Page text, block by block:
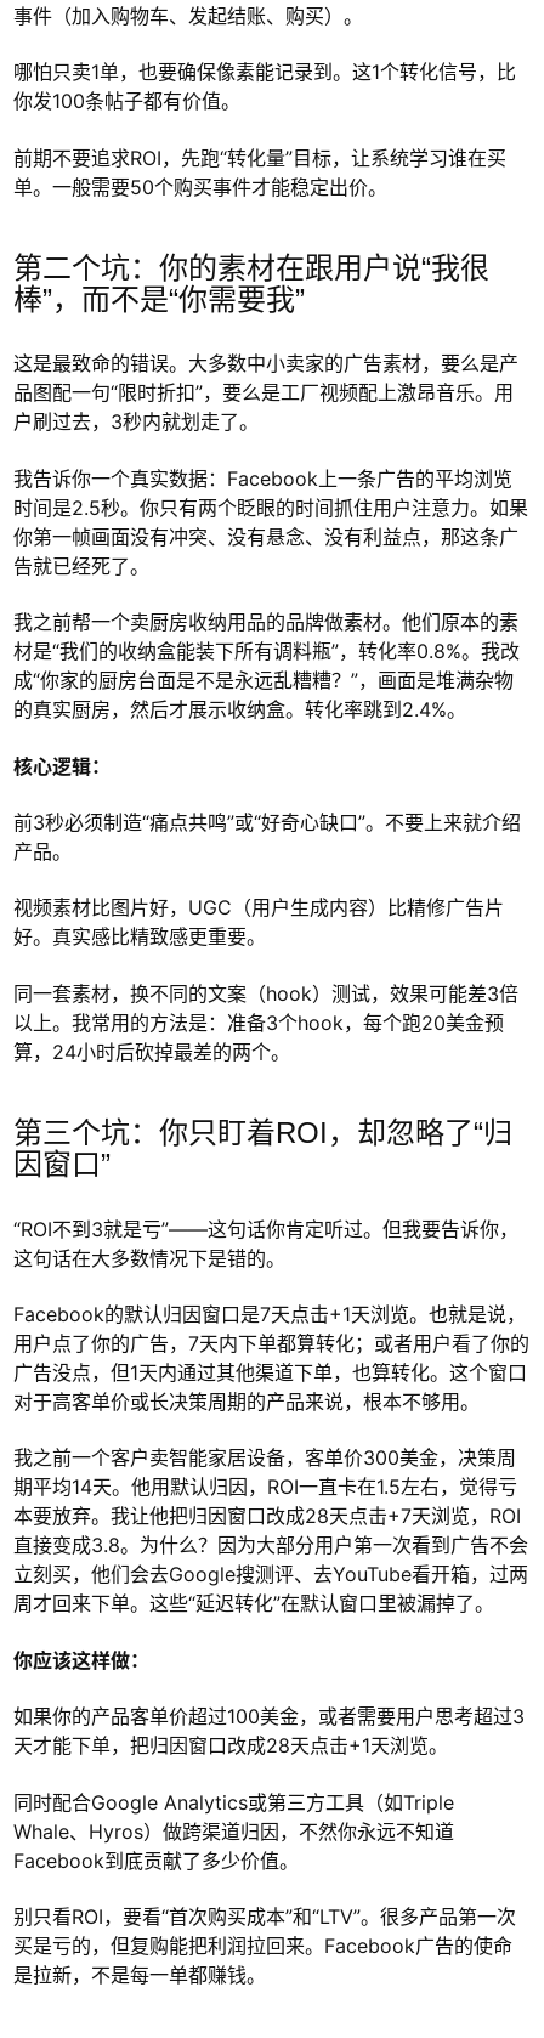
事件（加入购物车、发起结账、购买）。
哪怕只卖1单，也要确保像素能记录到。这1个转化信号，比
你发100条帖子都有价值。
前期不要追求ROI，先跑“转化量”目标，让系统学习谁在买
单。一般需要50个购买事件才能稳定出价。
第二个坑：你的素材在跟用户说“我很
棒”，而不是“你需要我”
这是最致命的错误。大多数中小卖家的广告素材，要么是产
品图配一句“限时折扣”，要么是工厂视频配上激昂音乐。用
户刷过去，3秒内就划走了。
我告诉你一个真实数据：Facebook上一条广告的平均浏览
时间是2.5秒。你只有两个眨眼的时间抓住用户注意力。如果
你第一帧画面没有冲突、没有悬念、没有利益点，那这条广
告就已经死了。
我之前帮一个卖厨房收纳用品的品牌做素材。他们原本的素
材是“我们的收纳盒能装下所有调料瓶”，转化率0.8%。我改
成“你家的厨房台面是不是永远乱糟糟？”，画面是堆满杂物
的真实厨房，然后才展示收纳盒。转化率跳到2.4%。
核心逻辑：
前3秒必须制造“痛点共鸣”或“好奇心缺口”。不要上来就介绍
产品。
视频素材比图片好，UGC（用户生成内容）比精修广告片
好。真实感比精致感更重要。
同一套素材，换不同的文案（hook）测试，效果可能差3倍
以上。我常用的方法是：准备3个hook，每个跑20美金预
算，24小时后砍掉最差的两个。
第三个坑：你只盯着ROI，却忽略了“归
因窗口”
“ROI不到3就是亏”——这句话你肯定听过。但我要告诉你，
这句话在大多数情况下是错的。
Facebook的默认归因窗口是7天点击+1天浏览。也就是说，
用户点了你的广告，7天内下单都算转化；或者用户看了你的
广告没点，但1天内通过其他渠道下单，也算转化。这个窗口
对于高客单价或长决策周期的产品来说，根本不够用。
我之前一个客户卖智能家居设备，客单价300美金，决策周
期平均14天。他用默认归因，ROI一直卡在1.5左右，觉得亏
本要放弃。我让他把归因窗口改成28天点击+7天浏览，ROI
直接变成3.8。为什么？因为大部分用户第一次看到广告不会
立刻买，他们会去Google搜测评、去YouTube看开箱，过两
周才回来下单。这些“延迟转化”在默认窗口里被漏掉了。
你应该这样做：
如果你的产品客单价超过100美金，或者需要用户思考超过3
天才能下单，把归因窗口改成28天点击+1天浏览。
同时配合Google Analytics或第三方工具（如Triple
Whale、Hyros）做跨渠道归因，不然你永远不知道
Facebook到底贡献了多少价值。
别只看ROI，要看“首次购买成本”和“LTV”。很多产品第一次
买是亏的，但复购能把利润拉回来。Facebook广告的使命
是拉新，不是每一单都赚钱。